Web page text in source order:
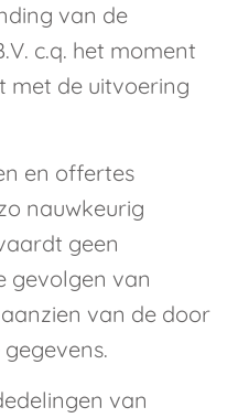
van de
c.q. het moment
met de uitvoering
en offertes
nauwkeurig
geen
gevolgen van
van de door
van